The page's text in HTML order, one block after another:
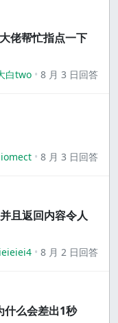
佬帮忙指点一下
白two 8 月 3 日回答
iomect 8 月 3 日回答
且返回内容令人
8 月 2 日回答
什么会差出1秒